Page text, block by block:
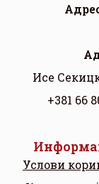
Исе
+381 66
Услови